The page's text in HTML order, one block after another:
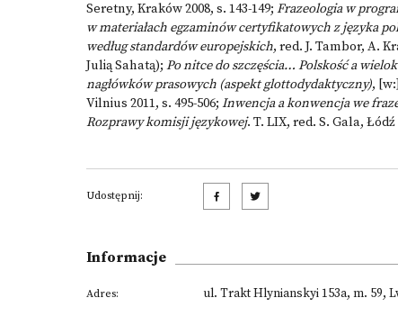
Seretny, Kraków 2008, s. 143-149; Frazeologia w
w materiałach egzaminów certyfikatowych z języka
według standardów europejskich, red. J. Tambor, A.
Julią Sahatą); Po nitce do szczęścia… Polskość a
nagłówków prasowych (aspekt glottodydaktyczny), [w:]
Vilnius 2011, s. 495-506; Inwencja a konwencja we
Rozprawy komisji językowej. T. LIX, red. S. Gala, Łódź
Udostępnij:
Informacje
Adres: ul. Trakt Hlynianskyi 153a, m. 59,